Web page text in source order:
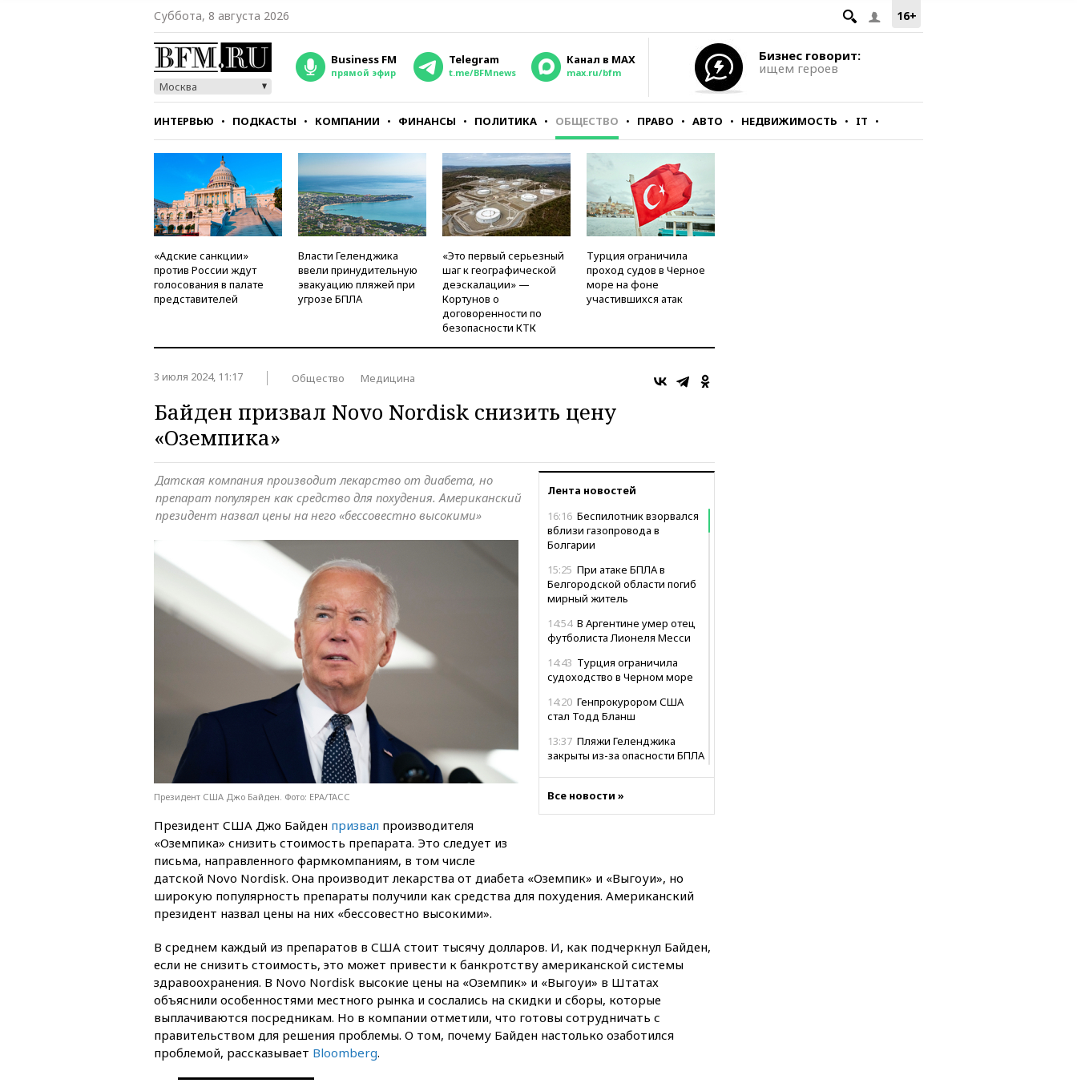
16+
Суббота, 8 августа 2026
Москва
Business FM
прямой эфир
Telegram
t.me/BFMnews
Канал в MAX
max.ru/bfm
Бизнес говорит:
ищем героев
ИНТЕРВЬЮ ПОДКАСТЫ КОМПАНИИ ФИНАНСЫ ПОЛИТИКА ОБЩЕСТВО ПРАВО АВТО НЕДВИЖИМОСТЬ IT
СТИЛЬ ТЕСТЫ
«Адские санкции»
против России ждут
голосования в палате
представителей
Власти Геленджика
ввели принудительную
эвакуацию пляжей при
угрозе БПЛА
«Это первый серьезный
шаг к географической
деэскалации» —
Кортунов о
договоренности по
безопасности КТК
Турция ограничила
проход судов в Черное
море на фоне
участившихся атак
3 июля 2024, 11:17 Общество Медицина
Байден призвал Novo Nordisk снизить цену
«Оземпика»
Лента новостей
16:16 Беспилотник взорвался
вблизи газопровода в
Болгарии
15:25 При атаке БПЛА в
Белгородской области погиб
мирный житель
14:54 В Аргентине умер отец
футболиста Лионеля Месси
14:43 Турция ограничила
судоходство в Черном море
14:20 Генпрокурором США
стал Тодд Бланш
13:37 Пляжи Геленджика
закрыты из-за опасности БПЛА
13:03Испания ввела
погранконтроль для
11:47 Суд оставил под
арестом Rolls-Royce блогера
11:07
При столкновении
катера и лодки под Самарой
погибли два человека
Движение по трассе
«Новороссия» восстановлено
09:55 Силы ПВО перехватили
Все новости »
Датская компания производит лекарство от диабета, но
препарат популярен как средство для похудения. Американский
президент назвал цены на него «бессовестно высокими»
Президент США Джо Байден. Фото: EPA/ТАСС
Президент США Джо Байден призвал производителя
«Оземпика» снизить стоимость препарата. Это следует из
письма, направленного фармкомпаниям, в том числе
датской Novo Nordisk. Она производит лекарства от диабета «Оземпик» и «Выгоуи», но
широкую популярность препараты получили как средства для похудения. Американский
президент назвал цены на них «бессовестно высокими».
В среднем каждый из препаратов в США стоит тысячу долларов. И, как подчеркнул Байден,
если не снизить стоимость, это может привести к банкротству американской системы
здравоохранения. В Novo Nordisk высокие цены на «Оземпик» и «Выгоуи» в Штатах
объяснили особенностями местного рынка и сослались на скидки и сборы, которые
выплачиваются посредникам. Но в компании отметили, что готовы сотрудничать с
правительством для решения проблемы. О том, почему Байден настолько озаботился
проблемой, рассказывает Bloomberg.